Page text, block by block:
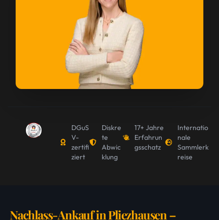
DGuS
V-
zertifi
ziert
Diskre
te
Abwic
klung
17+ Jahre
Erfahrun
gsschatz
Internatio
nale
Sammlerk
reise
Nachlass-Ankauf in Pliezhausen –